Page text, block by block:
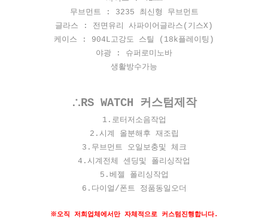
무브먼트 : 3235 최신형 무브먼트
글라스 : 전면유리 사파이어글라스(기스X)
케이스 : 904L고강도 스틸 (18k플레이팅)
야광 : 슈퍼로미노바
생활방수가능
∴RS WATCH 커스텀제작
​1.로터저소음작업
2.시계 올분해후 재조립
3.무브먼트 오일보충및 체크
4.시계전체 센딩및 폴리싱작업
5.베젤 폴리싱작업
6.다이얼/폰트 정품동일오더
※오직 저희업체에서만 자체적으로 커스텀진행합니다.